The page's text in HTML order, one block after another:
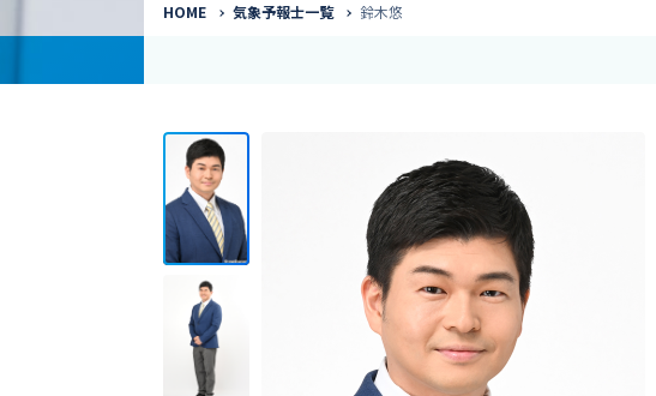
HOME 気象予報士一覧 鈴木悠